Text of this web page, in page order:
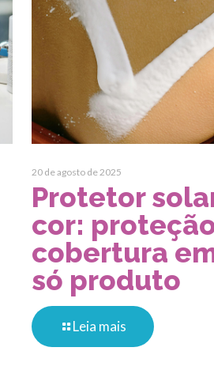
20 de agosto de 2025
Protetor
cor:
cobertura
só produto
Leia mais